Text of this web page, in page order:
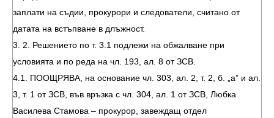
заплати на съдии, прокурори и следователи, считано от
датата на встъпване в длъжност.
3. 2. Решението по т. 3.1 подлежи на обжалване при
условията и по реда на чл. 193, ал. 8 от ЗСВ.
4.1. ПООЩРЯВА, на основание чл. 303, ал. 2, т. 2, б. „а” и ал.
3, т. 1 от ЗСВ, във връзка с чл. 304, ал. 1 от ЗСВ, Любка
Василева Стамова – прокурор, завеждащ отдел